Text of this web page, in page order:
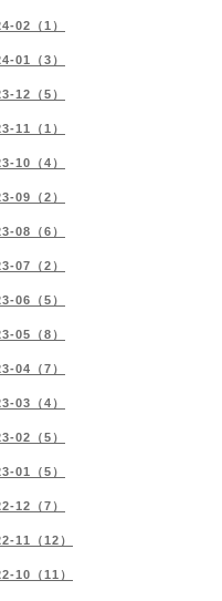
02（1）
01（3）
12（5）
11（1）
10（4）
09（2）
08（6）
07（2）
06（5）
05（8）
04（7）
03（4）
02（5）
01（5）
12（7）
11（12）
10（11）